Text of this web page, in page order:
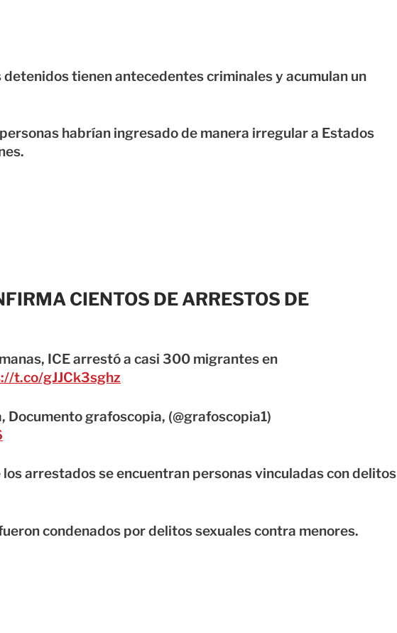
detenidos tienen antecedentes criminales y acumulan un
habrían ingresado de manera irregular a Estados
CIENTOS DE ARRESTOS DE
ICE arrestó a casi 300 migrantes en
t.co/gJJCk3sghz
Documento grafoscopia, (@grafoscopia1)
los arrestados se encuentran personas vinculadas con delitos
condenados por delitos sexuales contra menores.